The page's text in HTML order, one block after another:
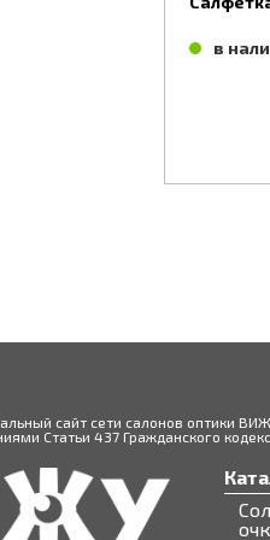
в
сайт сети салонов оптики
Статьи 437 Гражданского